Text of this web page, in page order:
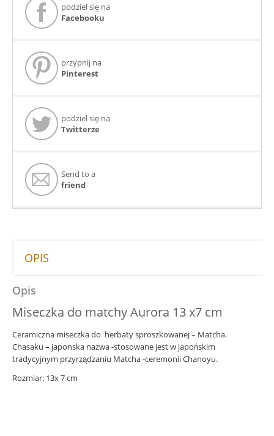
podziel się na
Facebooku
przypnij na
Pinterest
podziel się na
Twitterze
Send to a
friend
OPIS
Opis
Miseczka do matchy Aurora 13 x7 cm
Ceramiczna miseczka do herbaty sproszkowanej – Matcha.
Chasaku – japonska nazwa -stosowane jest w japońskim
tradycyjnym przyrządzaniu Matcha -ceremonii Chanoyu.
Rozmiar: 13x 7 cm